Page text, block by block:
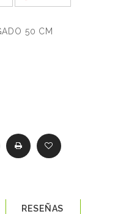
50 CM
RESEÑAS